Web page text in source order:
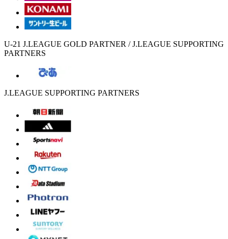
U-21 J.LEAGUE GOLD PARTNER / J.LEAGUE SUPPORTING
PARTNERS
J.LEAGUE SUPPORTING PARTNERS